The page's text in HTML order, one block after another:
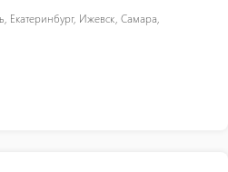
Екатеринбург, Ижевск, Самара,